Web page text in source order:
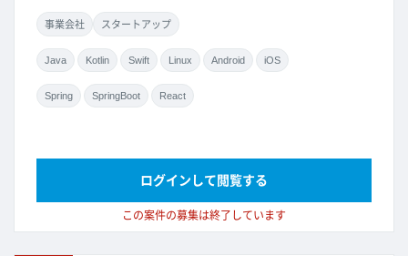
事業会社 スタートアップ
Java Kotlin Swift Linux Android iOS
Spring SpringBoot React
この案件の募集は終了しています
ログインして閲覧する